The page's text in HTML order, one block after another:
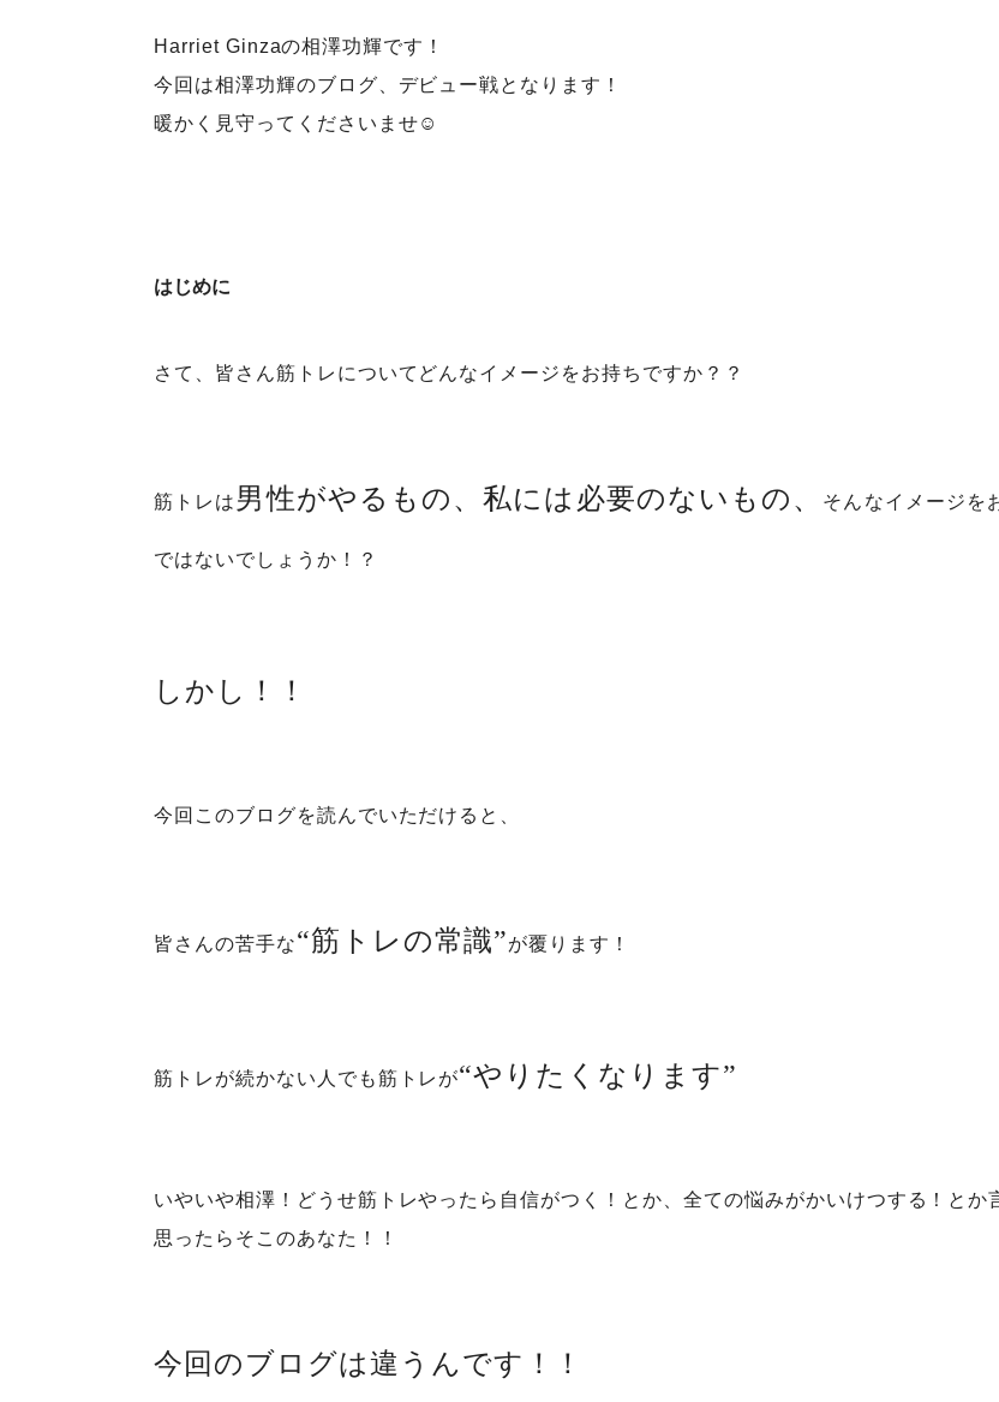
Harriet Ginzaの相澤功輝です！
今回は相澤功輝のブログ、デビュー戦となります！
暖かく見守ってくださいませ☺️
はじめに
さて、皆さん筋トレについてどんなイメージをお持ちですか？？
筋トレは 男性がやるもの、私には必要のないもの、 そんなイメージを
ではないでしょうか！？
しかし！！
今回このブログを読んでいただけると、
皆さんの苦手な“筋トレの常識”が覆ります！
筋トレが続かない人でも筋トレが“やりたくなります”
いやいや相澤！どうせ筋トレやったら自信がつく！とか、全ての悩みがかいけつする！とか
思ったらそこのあなた！！
今回のブログは違うんです！！